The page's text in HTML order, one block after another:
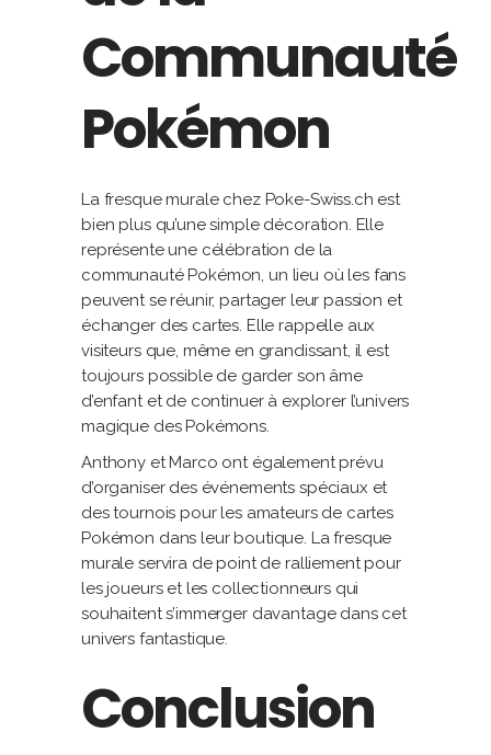
Communauté
Pokémon
La fresque murale chez Poke-Swiss.ch est
bien plus qu’une simple décoration. Elle
représente une célébration de la
communauté Pokémon, un lieu où les fans
peuvent se réunir, partager leur passion et
échanger des cartes. Elle rappelle aux
visiteurs que, même en grandissant, il est
toujours possible de garder son âme
d’enfant et de continuer à explorer l’univers
magique des Pokémons.
Anthony et Marco ont également prévu
d’organiser des événements spéciaux et
des tournois pour les amateurs de cartes
Pokémon dans leur boutique. La fresque
murale servira de point de ralliement pour
les joueurs et les collectionneurs qui
souhaitent s’immerger davantage dans cet
univers fantastique.
Conclusion